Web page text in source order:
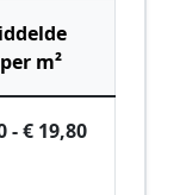
m²
- € 19,80